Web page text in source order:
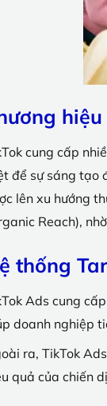
cung cấp
để sự sáng tạo
lên xu hướng
Reach),
thống
Ads cung
doanh nghiệp
ra, TikTok
quả của chiến